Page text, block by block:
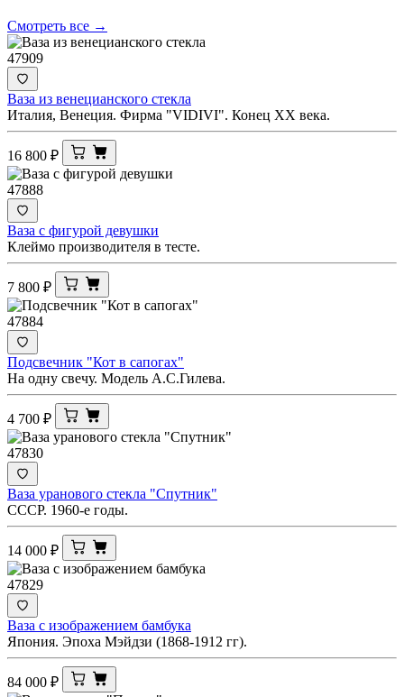
Смотреть все →
47909
Ваза из венецианского стекла
Италия, Венеция. Фирма "VIDIVI". Конец ХХ века.
16 800 ₽
47888
Ваза с фигурой девушки
Клеймо производителя в тесте.
7 800 ₽
47884
Подсвечник "Кот в сапогах"
На одну свечу. Модель А.С.Гилева.
4 700 ₽
47830
Ваза уранового стекла "Спутник"
СССР. 1960-е годы.
14 000 ₽
47829
Ваза с изображением бамбука
Япония. Эпоха Мэйдзи (1868-1912 гг).
84 000 ₽